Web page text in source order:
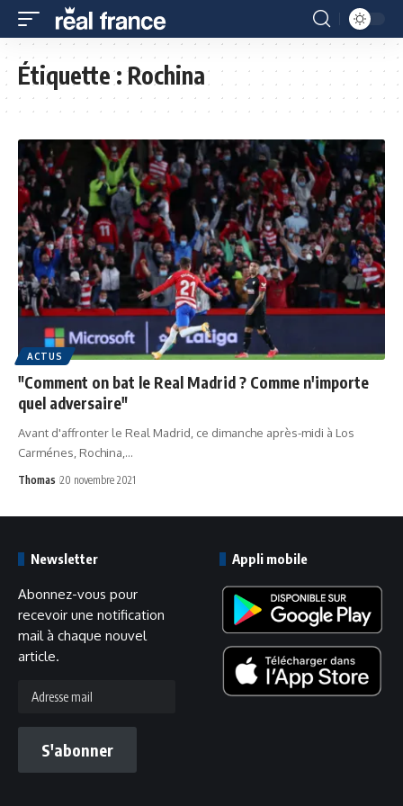
Étiquette :Rochina
ACTUS
"Comment on bat le Real Madrid ? Comme n'importe
quel adversaire"
Avant d'affronter le Real Madrid, ce dimanche après-midi à Los
Carménes, Rochina,…
Thomas 20 novembre 2021
Newsletter
Abonnez-vous pour
recevoir une notification
mail à chaque nouvel
article.
mail
S'abonner
Appli mobile